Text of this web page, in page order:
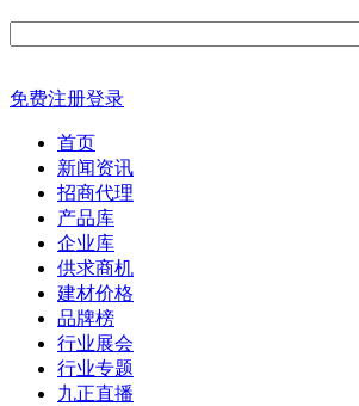
免费注册登录
首页
新闻资讯
招商代理
产品库
企业库
供求商机
建材价格
品牌榜
行业展会
行业专题
九正直播